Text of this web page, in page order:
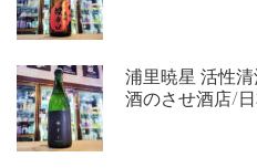
浦里暁星 活性
酒のさせ酒店/日